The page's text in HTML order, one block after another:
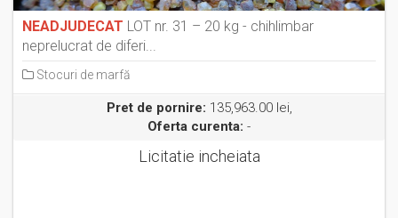
NEADJUDECAT LOT nr. 31 – 20 kg - chihlimbar
neprelucrat de diferi...
Stocuri de marfă
Pret de pornire: 135,963.00 lei,
Oferta curenta: -
Licitatie incheiata